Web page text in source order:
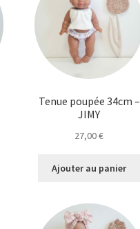
Tenue poupée 34cm –
JIMY
27,00€
Ajouter au panier